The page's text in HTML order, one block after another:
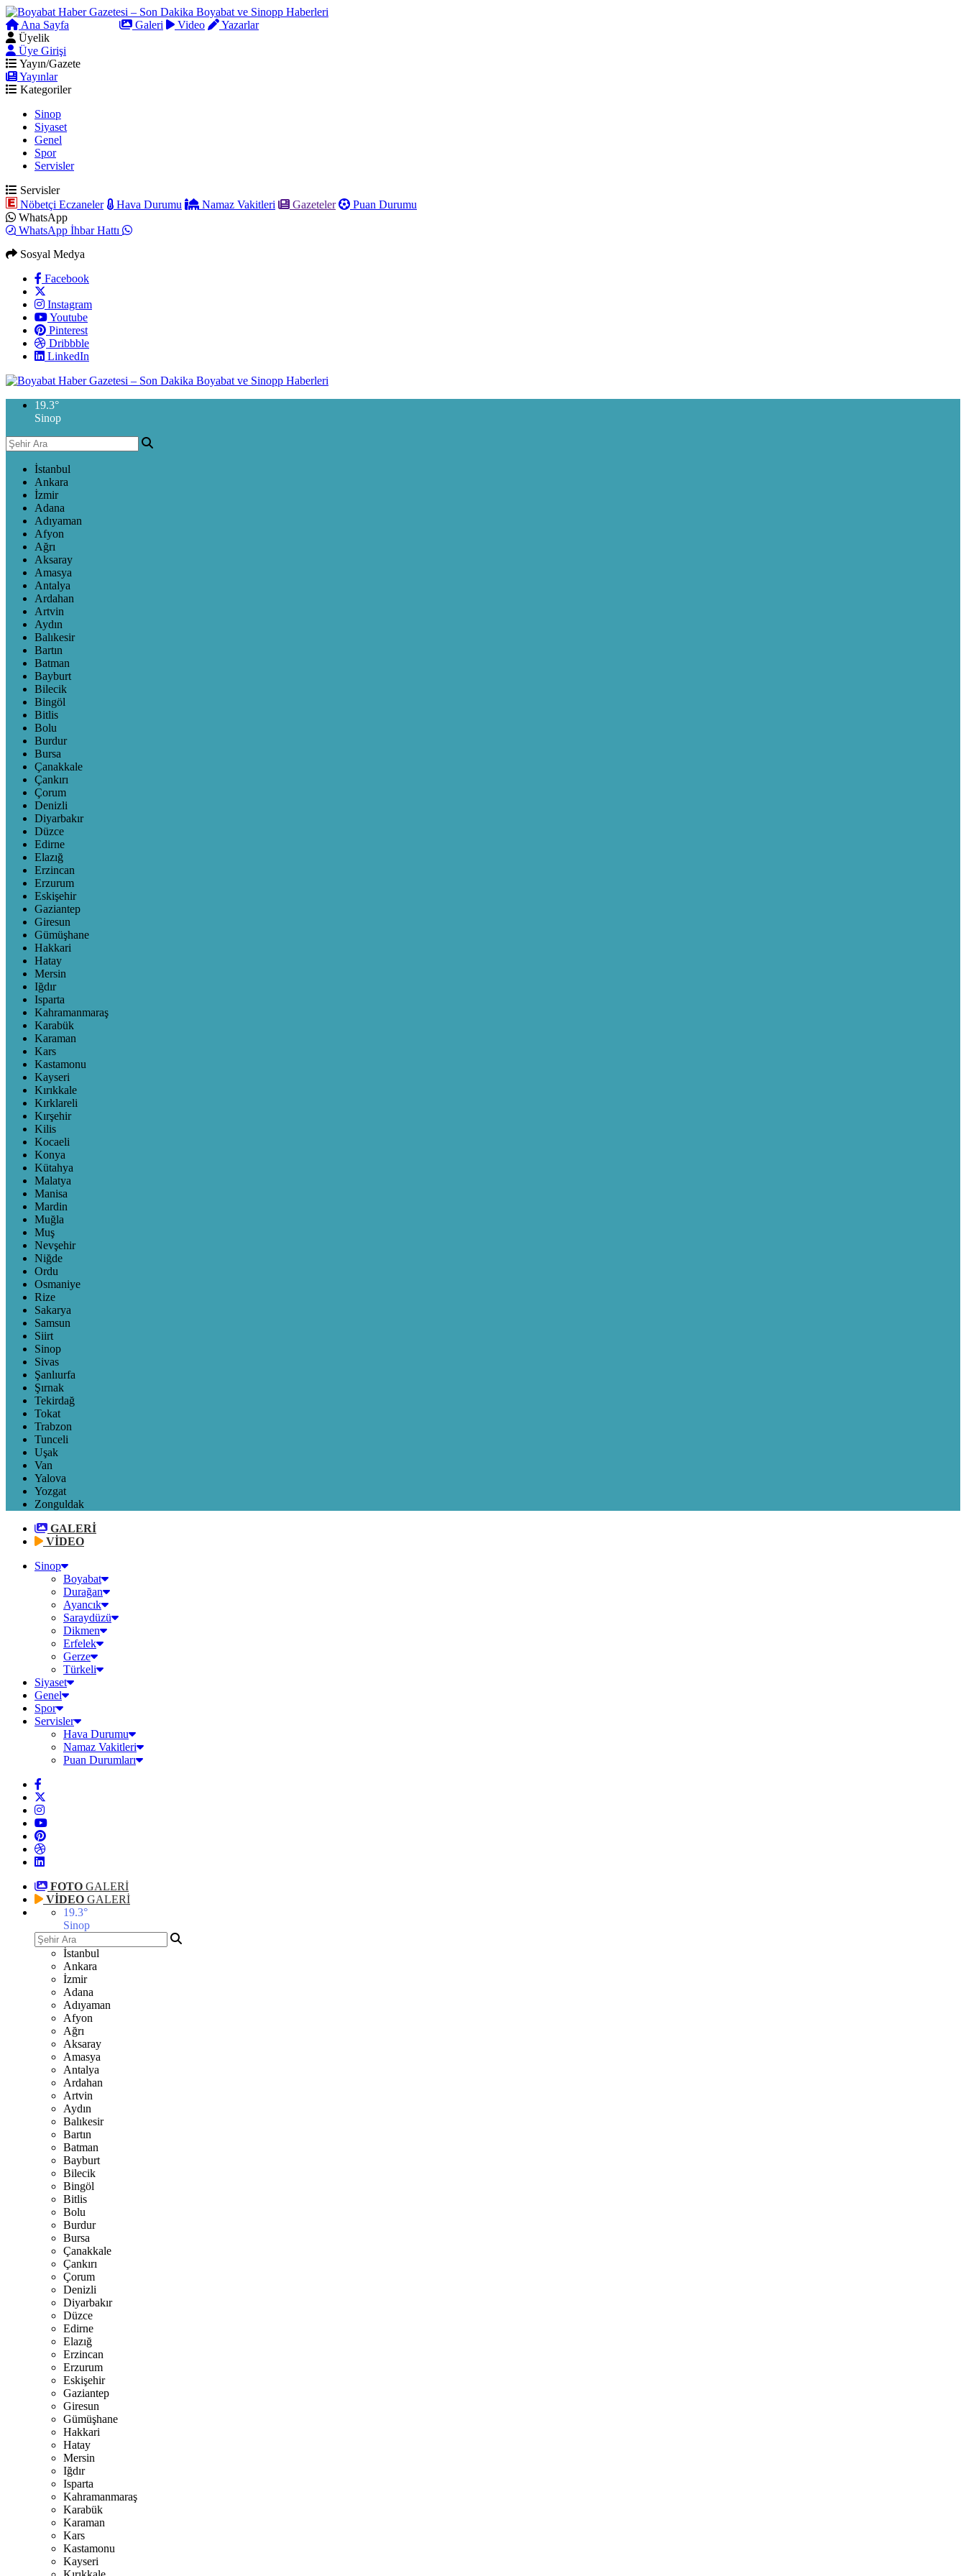
Ana Sayfa Galeri Video
Yazarlar
Üyelik
Üye Girişi
Yayın/Gazete
Yayınlar
Kategoriler
Sinop
Siyaset
Genel
Spor
Servisler
Servisler
Nöbetçi Eczaneler
Hava Durumu Namaz Vakitleri Gazeteler
Puan Durumu
WhatsApp
WhatsApp İhbar Hattı
Sosyal Medya
Facebook
Instagram
Youtube
Pinterest
Dribbble
LinkedIn
19.3°
Sinop
İstanbul
Ankara
İzmir
Adana
Adıyaman
Afyon
Ağrı
Aksaray
Amasya
Antalya
Ardahan
Artvin
Aydın
Balıkesir
Bartın
Batman
Bayburt
Bilecik
Bingöl
Bitlis
Bolu
Burdur
Bursa
Çanakkale
Çankırı
Çorum
Denizli
Diyarbakır
Düzce
Edirne
Elazığ
Erzincan
Erzurum
Eskişehir
Gaziantep
Giresun
Gümüşhane
Hakkari
Hatay
Mersin
Iğdır
Isparta
Kahramanmaraş
Karabük
Karaman
Kars
Kastamonu
Kayseri
Kırıkkale
Kırklareli
Kırşehir
Kilis
Kocaeli
Konya
Kütahya
Malatya
Manisa
Mardin
Muğla
Muş
Nevşehir
Niğde
Ordu
Osmaniye
Rize
Sakarya
Samsun
Siirt
Sinop
Sivas
Şanlıurfa
Şırnak
Tekirdağ
Tokat
Trabzon
Tunceli
Uşak
Van
Yalova
Yozgat
Zonguldak
GALERİ
VİDEO
Sinop
Boyabat
Durağan
Ayancık
Saraydüzü
Dikmen
Erfelek
Gerze
Türkeli
Siyaset
Genel
Spor
Servisler
Hava Durumu
Namaz Vakitleri
Puan Durumları
FOTO GALERİ
VİDEO GALERİ
19.3°
Sinop
İstanbul
Ankara
İzmir
Adana
Adıyaman
Afyon
Ağrı
Aksaray
Amasya
Antalya
Ardahan
Artvin
Aydın
Balıkesir
Bartın
Batman
Bayburt
Bilecik
Bingöl
Bitlis
Bolu
Burdur
Bursa
Çanakkale
Çankırı
Çorum
Denizli
Diyarbakır
Düzce
Edirne
Elazığ
Erzincan
Erzurum
Eskişehir
Gaziantep
Giresun
Gümüşhane
Hakkari
Hatay
Mersin
Iğdır
Isparta
Kahramanmaraş
Karabük
Karaman
Kars
Kastamonu
Kayseri